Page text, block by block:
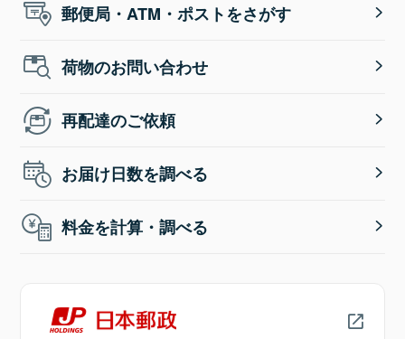
郵便局・ATM・ポストをさがす
荷物のお問い合わせ
再配達のご依頼
お届け日数を調べる
料金を計算・調べる